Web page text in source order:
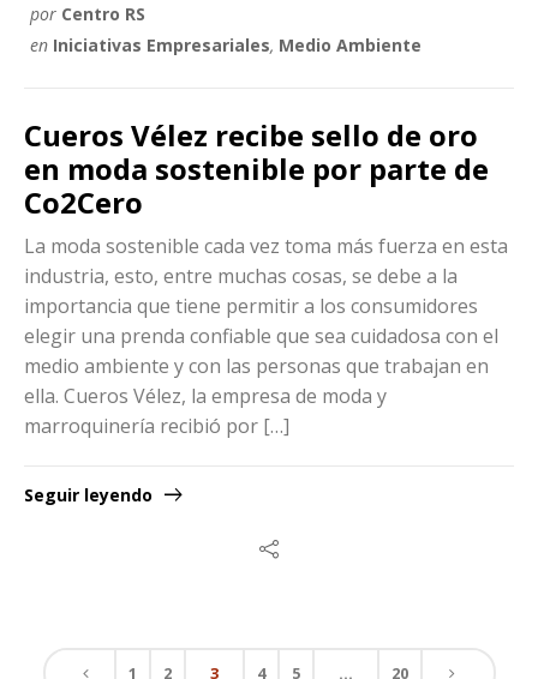
por Centro RS
en Iniciativas Empresariales, Medio Ambiente
Cueros Vélez recibe sello de oro
en moda sostenible por parte de
Co2Cero
La moda sostenible cada vez toma más fuerza en esta
industria, esto, entre muchas cosas, se debe a la
importancia que tiene permitir a los consumidores
elegir una prenda confiable que sea cuidadosa con el
medio ambiente y con las personas que trabajan en
ella. Cueros Vélez, la empresa de moda y
marroquinería recibió por […]
Seguir leyendo
1 2 3 4 5 … 20